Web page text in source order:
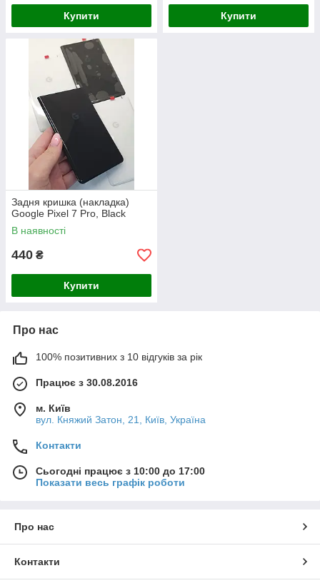
Купити Купити
Задня кришка (накладка)
Google Pixel 7 Pro, Black
В наявності
440 ₴
Купити
Про нас
100% позитивних з 10 відгуків за рік
Працює з 30.08.2016
м. Київ
вул. Княжий Затон, 21, Київ, Україна
Контакти
Сьогодні працює з 10:00 до 17:00
Показати весь графік роботи
Про нас
Контакти